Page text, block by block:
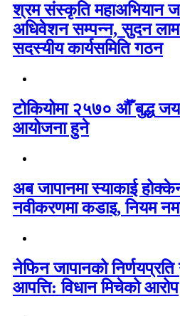
श्रम संस्कृति महाअभियान
अधिवेशन सम्पन्न, सुदन
सदस्यीय कार्यसमिति गठन
टोकियोमा २५७० औँ बुद्ध
आयोजना हुने
अब जापानमा स्याकाई
नवीकरणमा कडाइ, नियम
नेफिन जापानको
आपत्ति: विधान मिचेको आरोप